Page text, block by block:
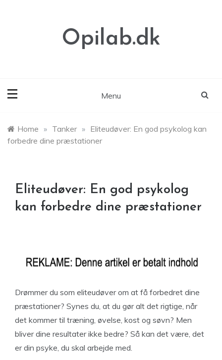
Opilab.dk
Menu
Home » Tanker » Eliteudøver: En god psykolog kan
forbedre dine præstationer
Eliteudøver: En god psykolog
kan forbedre dine præstationer
Drømmer du som eliteudøver om at få forbedret dine
præstationer? Synes du, at du gør alt det rigtige, når
det kommer til træning, øvelse, kost og søvn? Men
bliver dine resultater ikke bedre? Så kan det være, det
er din psyke, du skal arbejde med.